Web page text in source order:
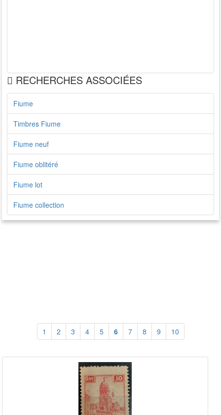
RECHERCHES ASSOCIÉES
Fiume
Timbres Fiume
Fiume neuf
Fiume oblitéré
Fiume lot
Fiume collection
1 2 3 4 5 6 7 8 9 10